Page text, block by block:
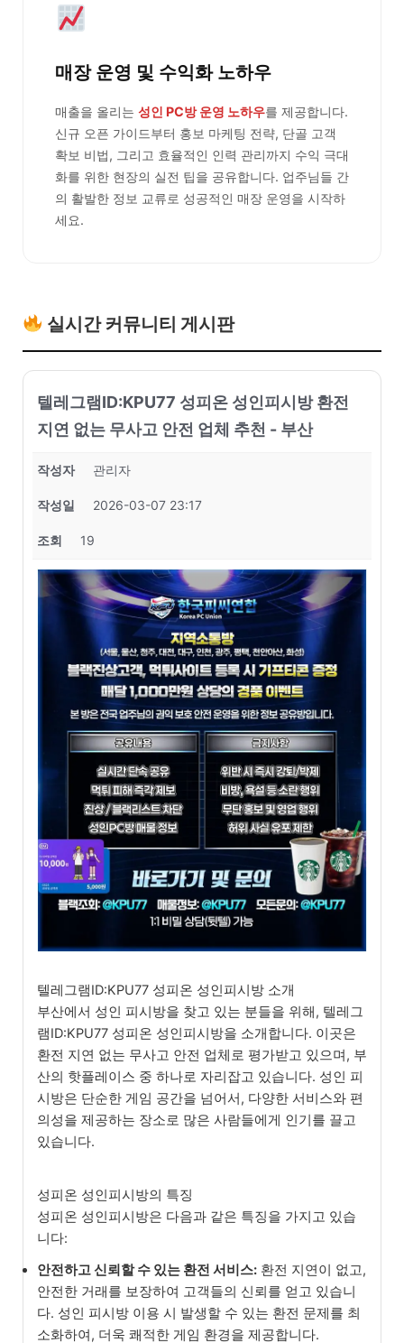
매장 운영 및 수익화 노하우
매출을 올리는 성인 PC방 운영 노하우를 제공합니다.
신규 오픈 가이드부터 홍보 마케팅 전략, 단골 고객
확보 비법, 그리고 효율적인 인력 관리까지 수익 극대
화를 위한 현장의 실전 팁을 공유합니다. 업주님들 간
의 활발한 정보 교류로 성공적인 매장 운영을 시작하
세요.
실시간 커뮤니티 게시판
텔레그램ID:KPU77 성피온 성인피시방 환전
지연 없는 무사고 안전 업체 추천 - 부산
작성자 관리자
작성일 2026-03-07 23:17
조회 19
텔레그램ID:KPU77 성피온 성인피시방 소개
부산에서 성인 피시방을 찾고 있는 분들을 위해, 텔레그
램ID:KPU77 성피온 성인피시방을 소개합니다. 이곳은
환전 지연 없는 무사고 안전 업체로 평가받고 있으며, 부
산의 핫플레이스 중 하나로 자리잡고 있습니다. 성인 피
시방은 단순한 게임 공간을 넘어서, 다양한 서비스와 편
의성을 제공하는 장소로 많은 사람들에게 인기를 끌고
있습니다.
성피온 성인피시방의 특징
성피온 성인피시방은 다음과 같은 특징을 가지고 있습
니다:
안전하고 신뢰할 수 있는 환전 서비스: 환전 지연이 없고,
안전한 거래를 보장하여 고객들의 신뢰를 얻고 있습니
다. 성인 피시방 이용 시 발생할 수 있는 환전 문제를 최
소화하여, 더욱 쾌적한 게임 환경을 제공합니다.